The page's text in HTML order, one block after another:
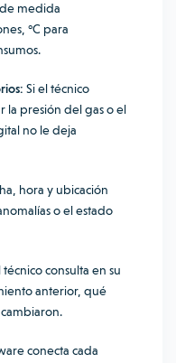
medida
°C para
Si el técnico
la presión del gas o el
no le deja
hora y ubicación
o el estado
técnico consulta en su
anterior, qué
conecta cada